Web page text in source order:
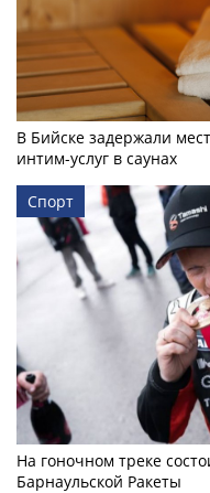
В Бийске задержали
интим-услуг в саунах
Спорт
На гоночном треке
Барнаульской Ракеты